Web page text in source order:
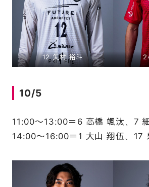
12 矢村 裕斗
10/5
11:00～13:00＝6 高橋 颯汰、7
14:00～16:00＝1 大山 翔伍、17